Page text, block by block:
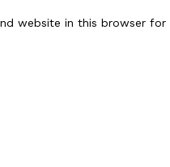
website in this browser